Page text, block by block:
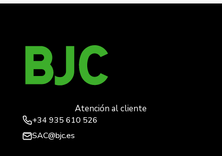
Atención al cliente
+34 935 610 526
SAC@bjc.es